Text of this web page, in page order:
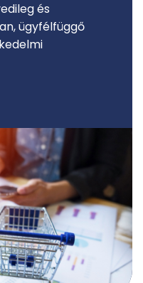
és
ügyfélfüggő